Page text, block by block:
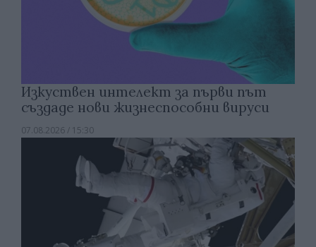
Изкуствен интелект за първи път
създаде нови жизнеспособни вируси
07.08.2026 / 15:30